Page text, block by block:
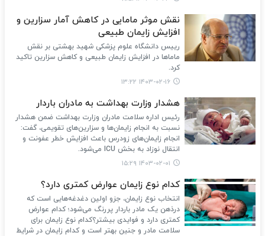
نقش موثر مامایی در کاهش آمار سزارین و
افزایش زایمان طبیعی
رییس دانشگاه علوم پزشکی شهید بهشتی بر نقش
ماماها در افزایش زایمان طبیعی و کاهش سزارین تاکید
کرد.
۱۴۰۳-۰۲-۱۶ ۱۳:۲۲
هشدار وزارت بهداشت به مادران باردار
رئیس اداره سلامت مادران وزارت بهداشت ضمن هشدار
نسبت به انجام زایمان‌ها و سزارین‌های تقویمی، گفت:
انجام زایمان‌های زودرس باعث افزایش خطر عفونت و
انتقال نوزاد به بخش ICU می‌شود.
۱۴۰۳-۰۲-۰۱ ۱۵:۲۹
کدام نوع زایمان عوارض کمتری دارد؟
انتخاب نوع زایمان، جزو اولین دغدغه‌هایی است که
درذهن یک مادر باردار پررنگ می‌شود؛ کدام عوارض
کمتری دارد و فوایدی بیشتر؟کدام نوع زایمان برای
سلامت مادر و جنین بهتر است و کدام زایمان در شرایط